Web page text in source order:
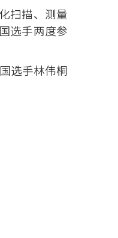
扫描、测量
选手两度参
选手林伟桐